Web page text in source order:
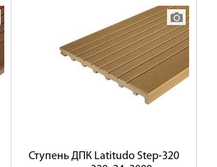
Ступень ДПК Latitudo Step-320